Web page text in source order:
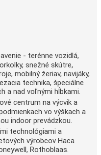
- terénne vozidlá,
snežné skútre,
mobilný žeriav, navijáky,
technika, špeciálne
a nad voľnými hĺbkami.
centrum na výcvik a
vo výškach a
indoor prevádzkou.
technológiami a
výrobcov Haca
Rothoblaas.